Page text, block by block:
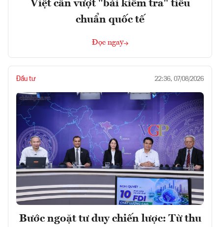
Việt cần vượt "bài kiểm tra" tiêu
chuẩn quốc tế
Đọc ngay
Đầu tư 22:36, 07/08/2026
Bước ngoặt tư duy chiến lược: Từ thu